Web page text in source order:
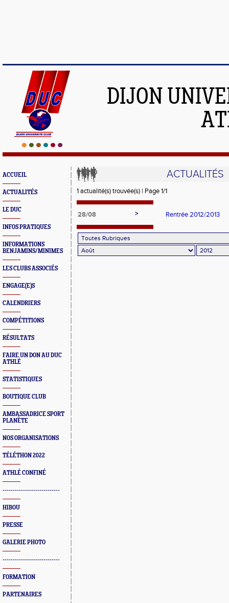
DIJON
ACCUEIL
ACTUALITÉS
LE DUC
INFOS PRATIQUES
INFORMATIONS
BENJAMINS/MINIMES
LES CLUBS ASSOCIÉS
ENGAGE(E)S
CALENDRIERS
COMPÉTITIONS
RÉSULTATS
FAIRE UN DON AU DUC
ATHLÉ
STATISTIQUES
BOUTIQUE CLUB
AMBASSADRICE SPORT
PLANÈTE
NOS ORGANISATIONS
TÉLÉTHON 2022
ATHLÉ CONFINÉ
----------------------------
HIBOU
PRESSE
GALERIE PHOTO
----------------------------
FORMATION
PARTENAIRES
ACTUALITÉS
1 actualité(s) trouvée(s) | Page 1/1
28/08 > Rentrée 2012/2013